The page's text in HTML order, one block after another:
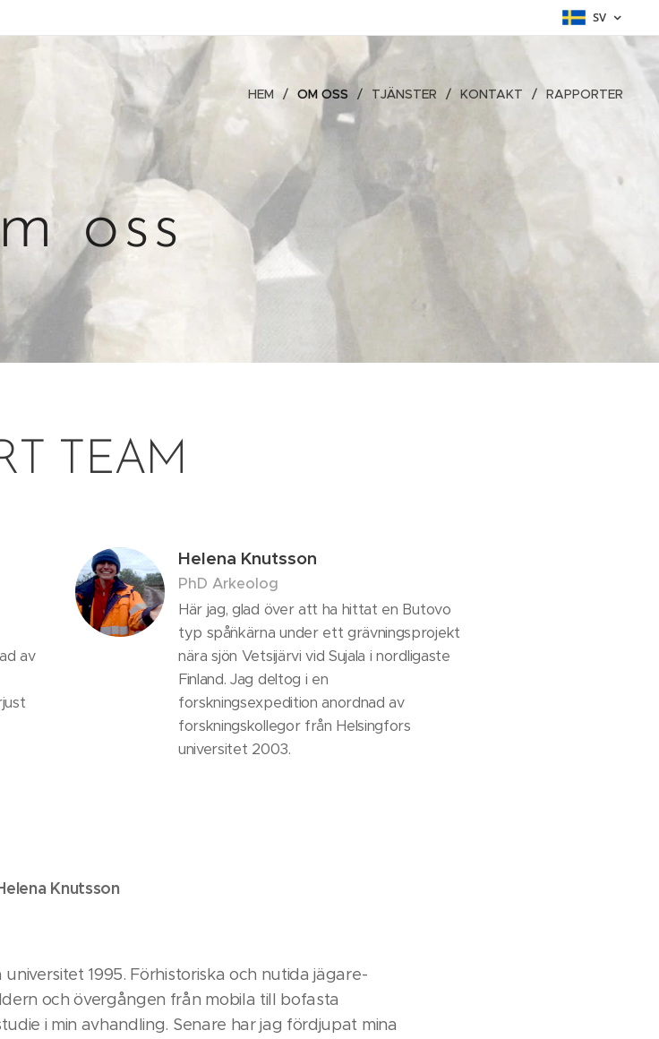
SV
HEM OM OSS TJÄNSTER KONTAKT RAPPORTER
oss
TEAM
av
Helena Knutsson
PhD Arkeolog
Här jag, glad över att ha hittat en Butovo
typ spå¨nkärna under ett grävningsprojekt
nära sjön Vetsijärvi vid Sujala i nordligaste
Finland. Jag deltog i en
forskningsexpedition anordnad av
forskningskollegor från Helsingfors
universitet 2003.
Knutsson
1995. Förhistoriska och nutida jägare-
och övergången från mobila till bofasta
i min avhandling. Senare har jag fördjupat mina